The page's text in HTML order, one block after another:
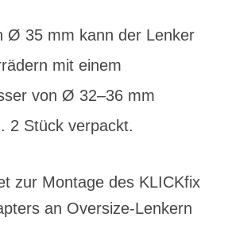
Ø 35 mm kann der Lenker
mit einem
von Ø 32–36 mm
2 Stück verpackt.
zur Montage des KLICKfix
an Oversize-Lenkern